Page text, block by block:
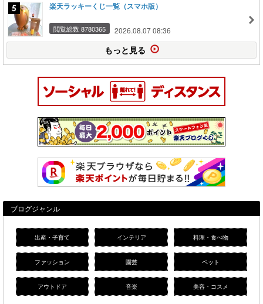
楽天ラッキーくじ一覧（スマホ版）
閲覧総数 8780365 2026.08.07 08:36
もっと見る
ブログジャンル
出産・子育て インテリア 料理・食べ物
ファッション 園芸 ペット
アウトドア 音楽 美容・コスメ